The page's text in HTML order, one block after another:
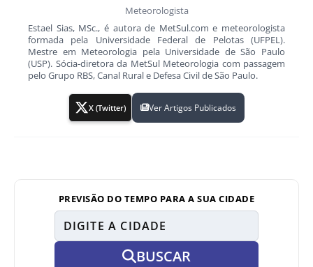
Meteorologista
Estael Sias, MSc., é autora de MetSul.com e meteorologista
formada pela Universidade Federal de Pelotas (UFPEL).
Mestre em Meteorologia pela Universidade de São Paulo
(USP). Sócia-diretora da MetSul Meteorologia com passagem
pelo Grupo RBS, Canal Rural e Defesa Civil de São Paulo.
X (Twitter) Ver Artigos Publicados
PREVISÃO DO TEMPO PARA A SUA CIDADE
BUSCAR